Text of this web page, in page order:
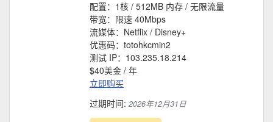
配置：1核 / 512MB 内存 / 无限流量
带宽：限速 40Mbps
流媒体：Netflix / Disney+
优惠码：totohkcmin2
测试 IP：103.235.18.214
$40美金 / 年
立即购买
过期时间: 2026年12月31日